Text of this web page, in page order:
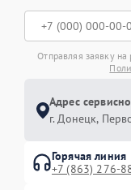
Отправляя заявку
Адрес
г. Донецк,
Горячая линия
+7 (863) 276-